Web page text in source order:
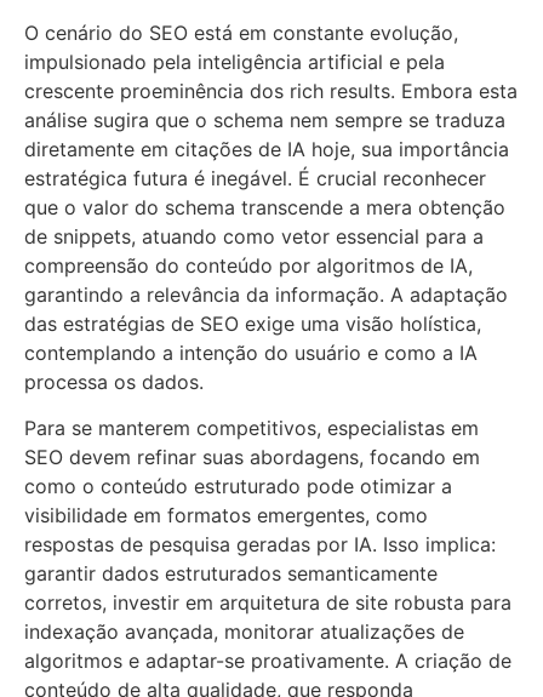
O cenário do SEO está em constante evolução,
impulsionado pela inteligência artificial e pela
crescente proeminência dos rich results. Embora esta
análise sugira que o schema nem sempre se traduza
diretamente em citações de IA hoje, sua importância
estratégica futura é inegável. É crucial reconhecer
que o valor do schema transcende a mera obtenção
de snippets, atuando como vetor essencial para a
compreensão do conteúdo por algoritmos de IA,
garantindo a relevância da informação. A adaptação
das estratégias de SEO exige uma visão holística,
contemplando a intenção do usuário e como a IA
processa os dados.
Para se manterem competitivos, especialistas em
SEO devem refinar suas abordagens, focando em
como o conteúdo estruturado pode otimizar a
visibilidade em formatos emergentes, como
respostas de pesquisa geradas por IA. Isso implica:
garantir dados estruturados semanticamente
corretos, investir em arquitetura de site robusta para
indexação avançada, monitorar atualizações de
algoritmos e adaptar-se proativamente. A criação de
conteúdo de alta qualidade, que responda